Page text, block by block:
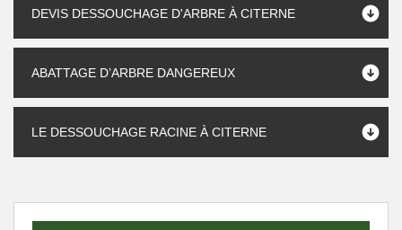
DEVIS DESSOUCHAGE D'ARBRE À CITERNE
ABATTAGE D’ARBRE DANGEREUX
LE DESSOUCHAGE RACINE À CITERNE